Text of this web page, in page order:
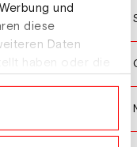
und
diese
Daten
haben oder die
Karin
Landmark